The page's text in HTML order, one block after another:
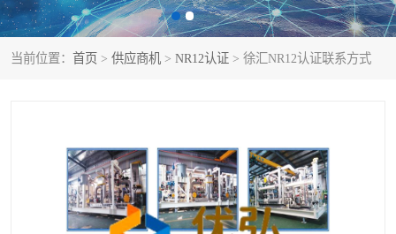
当前位置： 首页 > 供应商机 > NR12认证 > 徐汇NR12认证联系方式
ART认证 巴西NR认证
巴西认证 RETIE认证